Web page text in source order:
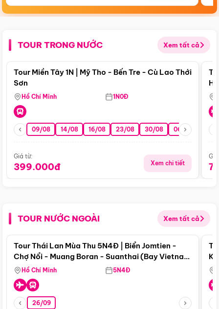
TOUR TRONG NƯỚC Xem tất cả
Điểm nổi bật
Tour Miền Tây 1N | Mỹ Tho - Bến Tre - Cù Lao Thới
Sơn
Hồ Chí Minh 1N0Đ
09/08 14/08 16/08 23/08 30/08 06/09 13/09
Giá từ:
399.000đ Xem chi tiết
TOUR NƯỚC NGOÀI Xem tất cả
Điểm nổi bật
Tour Thái Lan Mùa Thu 5N4Đ | Biển Jomtien -
Chợ Nổi - Muang Boran - Suanthai (Bay Vietnam
Airlines)
Hồ Chí Minh 5N4Đ
26/09